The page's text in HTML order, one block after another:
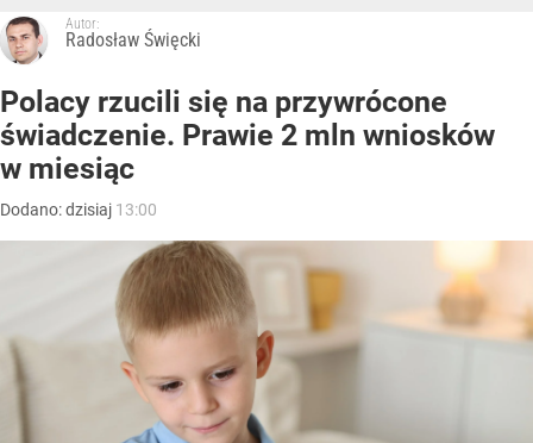
Autor:
Radosław Święcki
Polacy rzucili się na przywrócone
świadczenie. Prawie 2 mln wniosków
w miesiąc
Dodano:dzisiaj 13:00